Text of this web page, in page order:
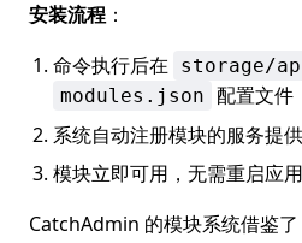
安装流程 ：
命令执行后在
storage/
modules.json 配置文件
系统自动注册模块的服务提
模块立即可用，无需重启应用
CatchAdmin 的模块系统借鉴